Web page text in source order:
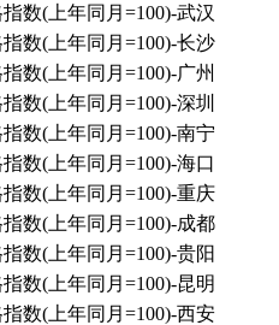
数(上年同月=100)-武汉
数(上年同月=100)-长沙
数(上年同月=100)-广州
数(上年同月=100)-深圳
数(上年同月=100)-南宁
数(上年同月=100)-海口
数(上年同月=100)-重庆
数(上年同月=100)-成都
数(上年同月=100)-贵阳
数(上年同月=100)-昆明
数(上年同月=100)-西安